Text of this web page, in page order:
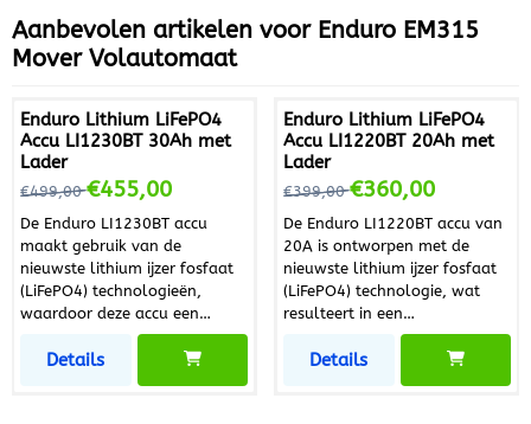
Aanbevolen artikelen voor Enduro EM315
Mover Volautomaat
Enduro Lithium LiFePO4
Accu LI1230BT 30Ah met
Lader
Van 499,00 voor 455,00
€499,00€455,00
De Enduro LI1230BT accu
maakt gebruik van de
nieuwste lithium ijzer fosfaat
(LiFePO4) technologieën,
waardoor deze accu een
uitzonderlijk lange levensduur
heeft. Met een capaciteit tot
wel 2000 laad- en
Details
Enduro Lithium LiFePO4
Accu LI1220BT 20Ah met
Lader
Van 399,00 voor 360,00
€399,00€360,00
De Enduro LI1220BT accu van
20A is ontworpen met de
nieuwste lithium ijzer fosfaat
(LiFePO4) technologie, wat
resulteert in een
indrukwekkende levensduur
tot wel 2000 laad- en
ontlaadcycli bij volledige
Details